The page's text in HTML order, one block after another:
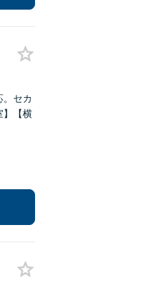
。セカ
】【横